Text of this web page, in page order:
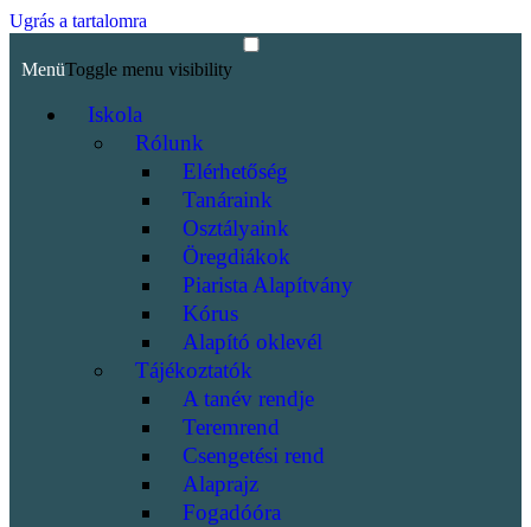
Ugrás a tartalomra
MenüToggle menu visibility
Iskola
Rólunk
Elérhetőség
Tanáraink
Osztályaink
Öregdiákok
Piarista Alapítvány
Kórus
Alapító oklevél
Tájékoztatók
A tanév rendje
Teremrend
Csengetési rend
Alaprajz
Fogadóóra